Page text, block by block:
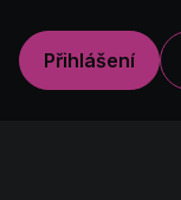
Přihlášení